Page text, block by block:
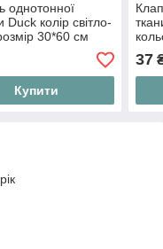
однотонної
Duck колір світло-
30*60 см
Купити
37